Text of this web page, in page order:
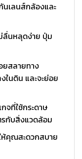
เลนส์กล้องและ
ลื่นหลุดง่าย ปุ่ม
สลายทาง
ในดิน และจะย่อย
จที่ใช้กระดาษ
กับสิ่งแวดล้อม
ห้คุณสะดวกสบาย